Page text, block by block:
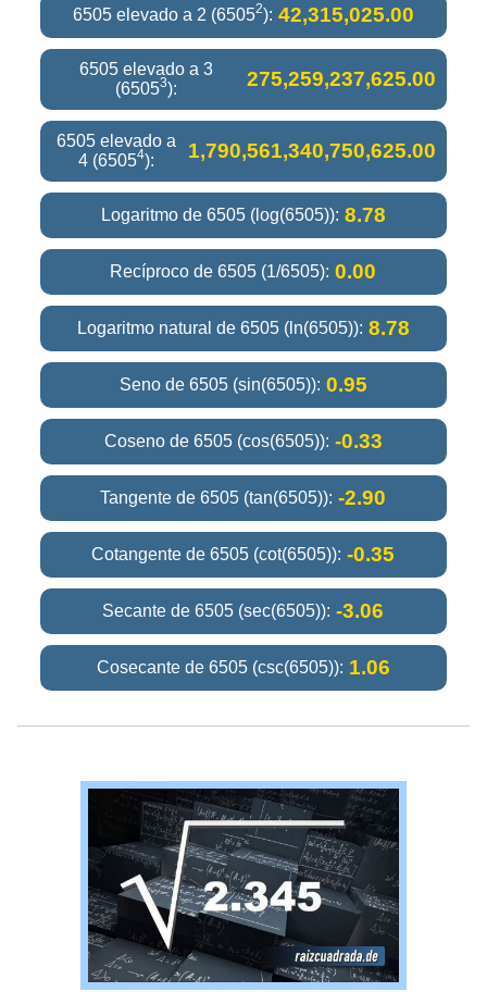
6505 elevado a 2 (65052): 42,315,025.00
6505 elevado a 3
(65053): 275,259,237,625.00
6505 elevado a
4 (65054): 1,790,561,340,750,625.00
Logaritmo de 6505 (log(6505)): 8.78
Recíproco de 6505 (1/6505): 0.00
Logaritmo natural de 6505 (ln(6505)): 8.78
Seno de 6505 (sin(6505)): 0.95
Coseno de 6505 (cos(6505)): -0.33
Tangente de 6505 (tan(6505)): -2.90
Cotangente de 6505 (cot(6505)): -0.35
Secante de 6505 (sec(6505)): -3.06
Cosecante de 6505 (csc(6505)): 1.06